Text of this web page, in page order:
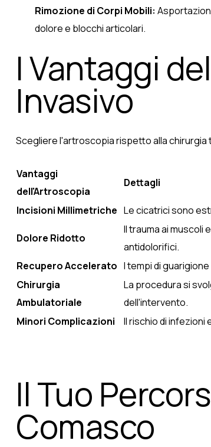
Rimozione di Corpi Mobili:
dolore e blocchi articolari.
I Vantaggi
Invasivo
Scegliere l'artroscopia rispetto alla
Vantaggi
dell'Artroscopia
Dettagli
Incisioni Millimetriche Le cicatrici sono
Dolore Ridotto
Il trauma ai muscoli
antidolorifici.
Recupero Accelerato I tempi di
Chirurgia
Ambulatoriale
La procedura si
dell'intervento.
Minori Complicazioni
Il rischio di
Il Tuo
Comasco